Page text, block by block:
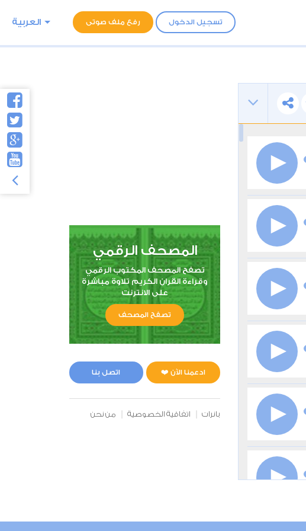
تسجيل الدخول رفع ملف صوتى العربية
المصحف الرقمي
تصفح المصحف المكتوب الرقمي
وقراءة القران الكريم تلاوة مباشرة
على الانترنت
تصفح المصحف
ادعمنا الآن ❤️ اتصل بنا
بانرات اتفاقية الخصوصية من نحن